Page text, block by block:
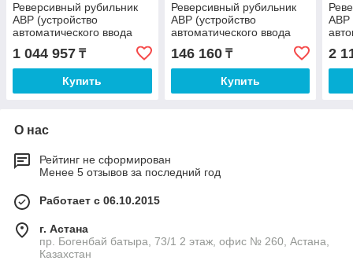
Реверсивный рубильник
АВР (устройство
автоматического ввода
резерва) SHIQ5-1600A 4P
1 044 957 ₸
Купить
Реверсивный рубильник
АВР (устройство
автоматического ввода
резерва) SHIQ5-250A 4P
146 160₸
Купить
АВР
2
О нас
Рейтинг не сформирован
Менее 5 отзывов за последний год
Работает с 06.10.2015
г. Астана
пр. Богенбай батыра, 73/1 2 этаж, офис № 260, Астана,
Казахстан